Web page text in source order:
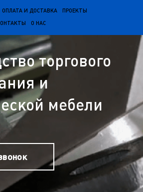
ОПЛАТА И ДОСТАВКА ПРОЕКТЫ
О НАС
торгового
и
мебели